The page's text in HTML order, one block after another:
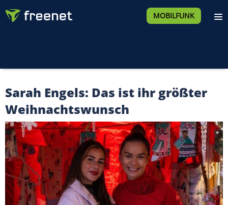
MOBILFUNK
Sarah Engels: Das ist ihr größter
Weihnachtswunsch